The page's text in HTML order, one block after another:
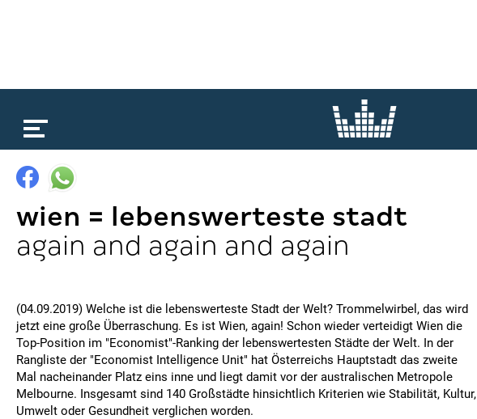
wien = lebenswerteste stadt
again and again and again
(04.09.2019) Welche ist die lebenswerteste Stadt der Welt? Trommelwirbel, das wird
jetzt eine große Überraschung. Es ist Wien, again! Schon wieder verteidigt Wien die
Top-Position im "Economist"-Ranking der lebenswertesten Städte der Welt. In der
Rangliste der "Economist Intelligence Unit" hat Österreichs Hauptstadt das zweite
Mal nacheinander Platz eins inne und liegt damit vor der australischen Metropole
Melbourne. Insgesamt sind 140 Großstädte hinsichtlich Kriterien wie Stabilität, Kultur,
Umwelt oder Gesundheit verglichen worden.